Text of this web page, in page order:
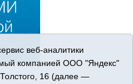
веб-аналитики
компанией ООО "Яндекс"
16 (далее —